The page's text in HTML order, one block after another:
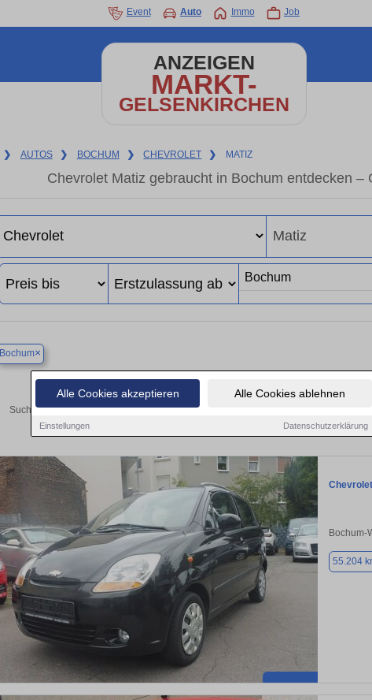
Alle Cookies akzeptieren Alle Cookies ablehnen
Einstellungen Datenschutzerklärung
Event Auto Immo Job
ANZEIGEN
MARKT-
GELSENKIRCHEN
❯ AUTOS ❯ BOCHUM ❯ CHEVROLET ❯ MATIZ
Chevrolet Matiz gebraucht in Bochum entdecken
Bochum×
Finden Sie in Bochum Ihren
Suchen Sie in Bochum einen Chevrolet Matiz Gebrauchtwagen? Entdecken Sie
Preisklassen von privat und
Bochum-
55.204